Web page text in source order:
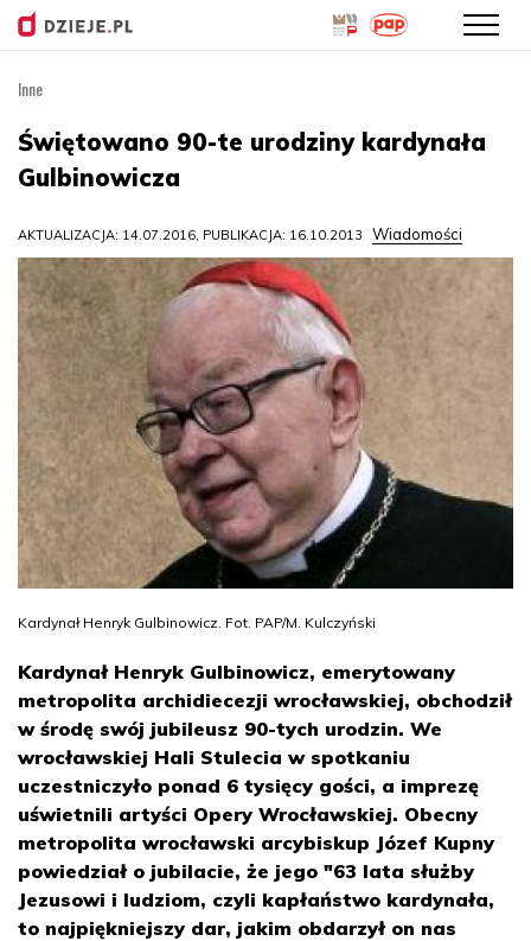
treści
Inne
Świętowano 90-te urodziny kardynała
Gulbinowicza
AKTUALIZACJA: 14.07.2016, PUBLIKACJA: 16.10.2013 Wiadomości
Kardynał Henryk Gulbinowicz. Fot. PAP/M. Kulczyński
Kardynał Henryk Gulbinowicz, emerytowany
metropolita archidiecezji wrocławskiej, obchodził
w środę swój jubileusz 90-tych urodzin. We
wrocławskiej Hali Stulecia w spotkaniu
uczestniczyło ponad 6 tysięcy gości, a imprezę
uświetnili artyści Opery Wrocławskiej. Obecny
metropolita wrocławski arcybiskup Józef Kupny
powiedział o jubilacie, że jego "63 lata służby
Jezusowi i ludziom, czyli kapłaństwo kardynała,
to najpiękniejszy dar, jakim obdarzył on nas